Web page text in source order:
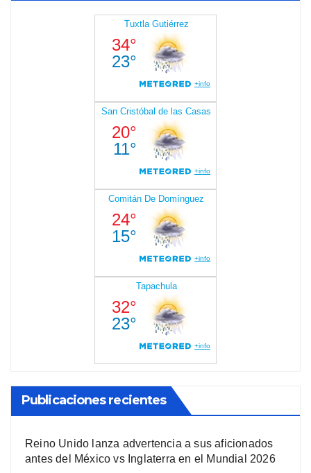
Publicaciones recientes
Reino Unido lanza advertencia a sus aficionados
antes del México vs Inglaterra en el Mundial 2026